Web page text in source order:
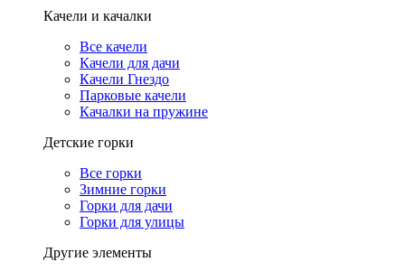
Качели и качалки
Все качели
Качели для дачи
Качели Гнездо
Парковые качели
Качалки на пружине
Детские горки
Все горки
Зимние горки
Горки для дачи
Горки для улицы
Другие элементы